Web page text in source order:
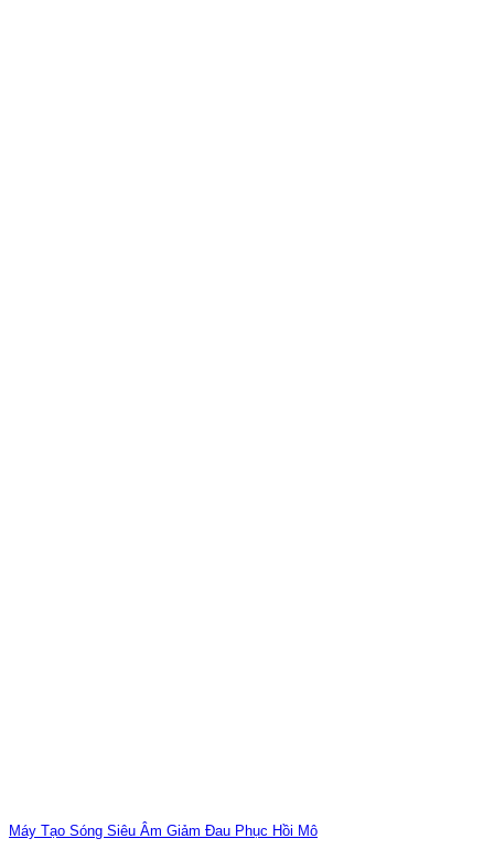
Máy Tạo Sóng Siêu Âm Giảm Đau Phục Hồi Mô